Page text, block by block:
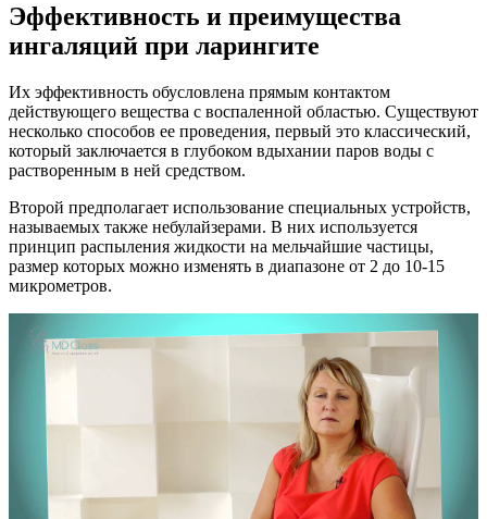
Эффективность и преимущества
ингаляций при ларингите
Их эффективность обусловлена прямым контактом
действующего вещества с воспаленной областью. Существуют
несколько способов ее проведения, первый это классический,
который заключается в глубоком вдыхании паров воды с
растворенным в ней средством.
Второй предполагает использование специальных устройств,
называемых также небулайзерами. В них используется
принцип распыления жидкости на мельчайшие частицы,
размер которых можно изменять в диапазоне от 2 до 10-15
микрометров.